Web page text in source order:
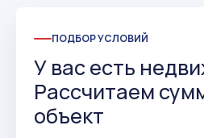
ПОДБОР УСЛОВИЙ
У вас есть
Рассчитаем
объект